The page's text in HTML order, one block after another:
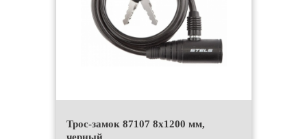
Трос-замок 87107 8x1200 мм,